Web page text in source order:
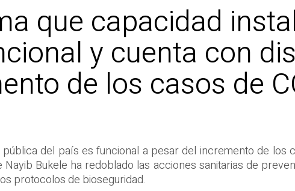
que capacidad
y cuenta con
de los casos de
pública del país es funcional a pesar del incremento de
Bukele ha redoblado las acciones sanitarias de
protocolos de bioseguridad.